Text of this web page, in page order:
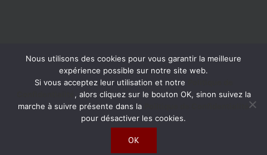
Nous utilisons des cookies pour vous garantir la meilleure
expérience possible sur notre site web.
Si vous acceptez leur utilisation et notre
, alors cliquez sur le bouton OK, sinon suivez la
marche à suivre présente dans la
pour désactiver les cookies.
OK